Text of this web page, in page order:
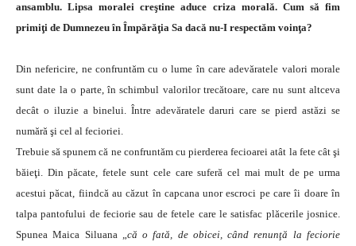
ansamblu. Lipsa moralei creştine aduce criza morală. Cum să fim
primiţi de Dumnezeu în Împărăţia Sa dacă nu-I respectăm voinţa?
Din nefericire, ne confruntăm cu o lume în care adevăratele valori morale
sunt date la o parte, în schimbul valorilor trecătoare, care nu sunt altceva
decât o iluzie a binelui. Între adevăratele daruri care se pierd astăzi se
numără şi cel al fecioriei.
Trebuie să spunem că ne confruntăm cu pierderea fecioarei atât la fete cât şi
băieţi. Din păcate, fetele sunt cele care suferă cel mai mult de pe urma
acestui păcat, fiindcă au căzut în capcana unor escroci pe care îi doare în
talpa pantofului de feciorie sau de fetele care le satisfac plăcerile josnice.
Spunea Maica Siluana „că o fată, de obicei, când renunţă la feciorie